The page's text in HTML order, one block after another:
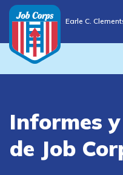
Earle C.
Vida En
Informes
de Job